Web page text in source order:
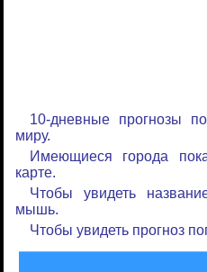
10-дневные прогнозы
миру.
Имеющиеся города
карте.
Чтобы увидеть
мышь.
Чтобы увидеть прогноз